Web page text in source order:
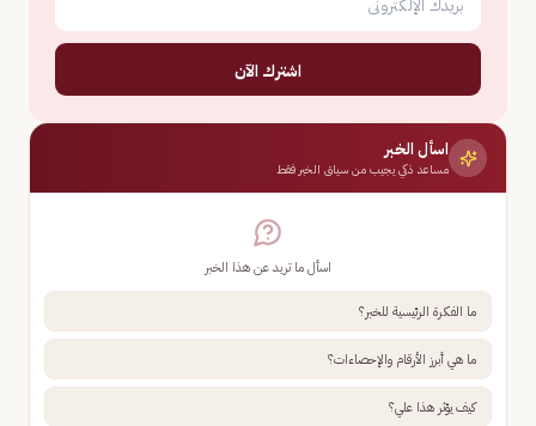
اشترك الآن
اسأل الخبر
مساعد ذكي يجيب من سياق الخبر فقط
اسأل ما تريد عن هذا الخبر
ما الفكرة الرئيسية للخبر؟
ما هي أبرز الأرقام والإحصاءات؟
كيف يؤثر هذا علي؟